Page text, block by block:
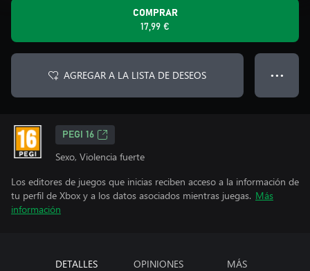
COMPRAR
17,99 €
AGREGAR A LA LISTA DE DESEOS ● ● ●
PEGI 16
Sexo, Violencia fuerte
Los editores de juegos que inicias reciben acceso a la información de
tu perfil de Xbox y a los datos asociados mientras juegas. Más
información
DETALLES OPINIONES MÁS